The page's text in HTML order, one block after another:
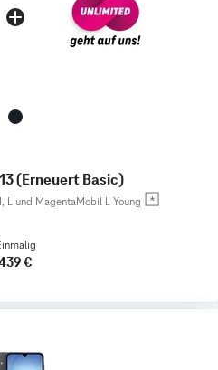
(Erneuert Basic)
und MagentaMobil L Young
€